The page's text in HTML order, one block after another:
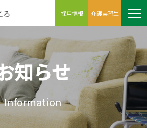
採用情報 介護実習生
知らせ
Information